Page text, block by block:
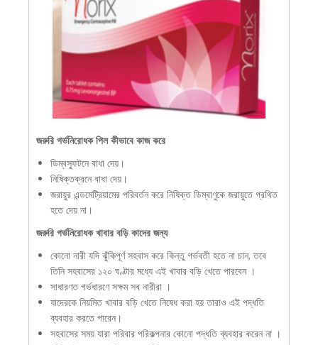
জরুরি গর্ভনিরোধক পিল কীভাবে কাজ করে
ডিম্বস্ফুটনে বাধা দেয়।
নিষিক্তক্রনে বাধা দেয়।
জরায়ুর এন্ডমেট্রিয়ামের পরিবর্তন করে নিষিক্ত ডিম্বাণুকে জরায়ুতে গ্রথিত
হতে দেয় না।
জরুরি গর্ভনিরোধক খাবার বড়ি কাদের জন্য
কোনো নারী যদি ঝুঁকিপূর্ণ সহবাস করে কিন্তু গর্ভবতী হতে না চান, তবে
তিনি সহবাসের ১২০ ঘণ্টার মধ্যে এই খাবার বড়ি খেতে পারবেন ।
সাধারণত গর্ভধারণে সক্ষম সব নারীরা ।
যাদেরকে নিয়মিত খাবার বড়ি খেতে নিষেধ করা হয় তারাও এই পদ্ধতি
ব্যবহার করতে পারেন।
সহবাসের সময় যারা পরিবার পরিকল্পনার কোনো পদ্ধতি ব্যবহার করেন না ।